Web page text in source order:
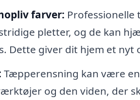
farver:
pletter, og de kan
Dette giver dit hjem et nyt
Tæpperensning kan være
og den viden, der